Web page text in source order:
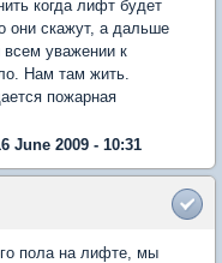
когда лифт будет
они скажут, а дальше
всем уважении к
Нам там жить.
пожарная
June 2009 - 10:31
пола на лифте, мы